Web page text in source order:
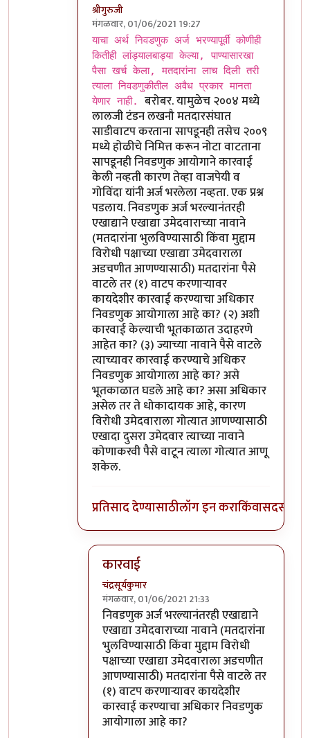
श्रीगुरुजी
मंगळवार, 01/06/2021 19:27
In reply toधक्कादायकbyचंद्रसूर्यकुमार
याचा अर्थ निवडणुक अर्ज भरण्यापूर्वी कोणीही
कितीही लांड्यालबाड्या केल्या, पाण्यासारखा
पैसा खर्च केला, मतदारांना लाच दिली तरी
त्याला निवडणुकीतील अवैध प्रकार मानता
येणार नाही. बरोबर. यामुळेच २००४ मध्ये
लालजी टंडन लखनौ मतदारसंघात
साडीवाटप करताना सापडूनही तसेच २००९
मध्ये होळीचे निमित्त करून नोटा वाटताना
सापडूनही निवडणुक आयोगाने कारवाई
केली नव्हती कारण तेव्हा वाजपेयी व
गोविंदा यांनी अर्ज भरलेला नव्हता. एक प्रश्न
पडलाय. निवडणुक अर्ज भरल्यानंतरही
एखाद्याने एखाद्या उमेदवाराच्या नावाने
(मतदारांना भुलविण्यासाठी किंवा मुद्दाम
विरोधी पक्षाच्या एखाद्या उमेदवाराला
अडचणीत आणण्यासाठी) मतदारांना पैसे
वाटले तर (१) वाटप करणार्‍यावर
कायदेशीर कारवाई करण्याचा अधिकार
निवडणुक आयोगाला आहे का? (२) अशी
कारवाई केल्याची भूतकाळात उदाहरणे
आहेत का? (३) ज्याच्या नावाने पैसे वाटले
त्याच्यावर कारवाई करण्याचे अधिकर
निवडणुक आयोगाला आहे का? असे
भूतकाळात घडले आहे का? असा अधिकार
असेल तर ते धोकादायक आहे, कारण
विरोधी उमेदवाराला गोत्यात आणण्यासाठी
एखादा दुसरा उमेदवार त्याच्या नावाने
कोणाकरवी पैसे वाटून त्याला गोत्यात आणू
शकेल.
प्रतिसाद देण्यासाठीलॉग इन कराकिंवासदस्य व्हा
कारवाई
चंद्रसूर्यकुमार
मंगळवार, 01/06/2021 21:33
In reply toयाचा अर्थ निवडणुक अर्जby
निवडणुक अर्ज भरल्यानंतरही एखाद्याने
एखाद्या उमेदवाराच्या नावाने (मतदारांना
भुलविण्यासाठी किंवा मुद्दाम विरोधी
पक्षाच्या एखाद्या उमेदवाराला अडचणीत
आणण्यासाठी) मतदारांना पैसे वाटले तर
(१) वाटप करणार्‍यावर कायदेशीर
कारवाई करण्याचा अधिकार निवडणुक
आयोगाला आहे का?